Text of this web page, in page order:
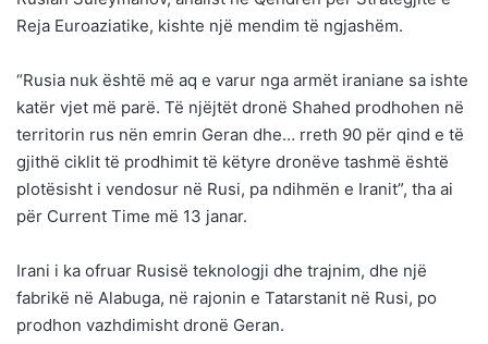
Reja Euroaziatike, kishte një mendim të ngjashëm.
“Rusia nuk është më aq e varur nga armët iraniane sa ishte
katër vjet më parë. Të njëjtët dronë Shahed prodhohen në
territorin rus nën emrin Geran dhe… rreth 90 për qind e të
gjithë ciklit të prodhimit të këtyre dronëve tashmë është
plotësisht i vendosur në Rusi, pa ndihmën e Iranit”, tha ai
për Current Time më 13 janar.
Irani i ka ofruar Rusisë teknologji dhe trajnim, dhe një
fabrikë në Alabuga, në rajonin e Tatarstanit në Rusi, po
prodhon vazhdimisht dronë Geran.